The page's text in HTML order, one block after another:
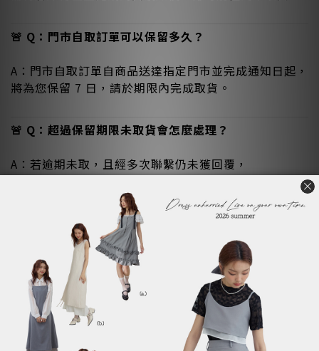
🚨 Q：門市自取訂單可以保留多久？
A：門市自取訂單自商品送達指定門市並完成通知日起，
將為您保留 7 日，請於期限內完成取貨。
🚨 Q：超過保留期限未取貨會怎麼處理？
A：若逾期未取，且經多次聯繫仍未獲回覆，
訂單將視同放棄取貨並自動取消，商品將重新上架販
🚨 Q：門市自取未取貨適用 7 日鑑賞期嗎？
A：不適用。因商品未完成實際交付，
門市自取逾期未取之訂單不屬於 7 日鑑賞期退貨範圍。
🚨 Q：門市自取訂單取消後可以退款嗎？